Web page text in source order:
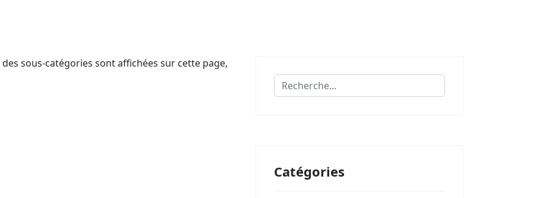
sous-catégories sont affichées sur cette page,
Rechercher
Catégories